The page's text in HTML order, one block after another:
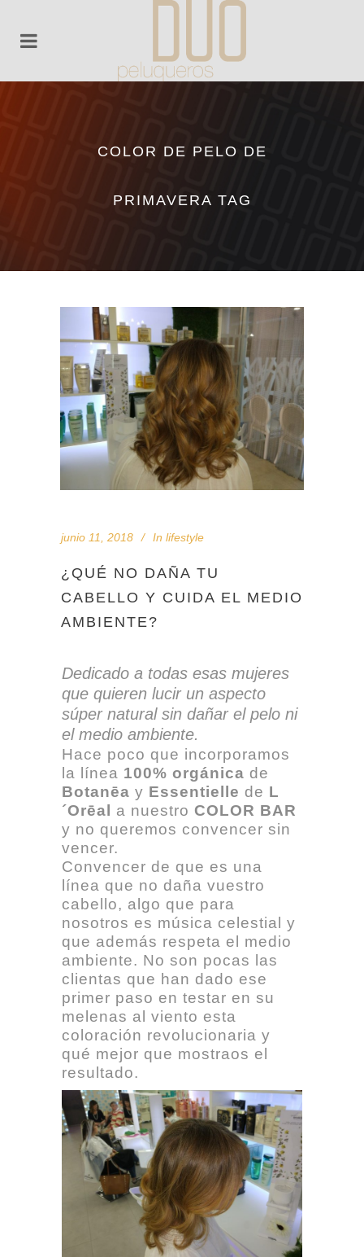
COLOR DE PELO DE
PRIMAVERA TAG
junio 11, 2018 In lifestyle
¿QUÉ NO DAÑA TU
CABELLO Y CUIDA EL MEDIO
AMBIENTE?
Dedicado a todas esas mujeres
que quieren lucir un aspecto
súper natural sin dañar el pelo ni
el medio ambiente.
Hace poco que incorporamos
la línea 100% orgánica de
Botanēa y Essentielle de L
´Orēal
a nuestro COLOR BAR
y no queremos convencer sin
vencer.
Convencer de que es una
línea que no daña vuestro
cabello, algo que para
nosotros es música celestial y
que además respeta el medio
ambiente. No son pocas las
clientas que han dado ese
primer paso en testar en su
melenas al viento esta
coloración revolucionaria y
qué mejor que mostraos el
resultado.